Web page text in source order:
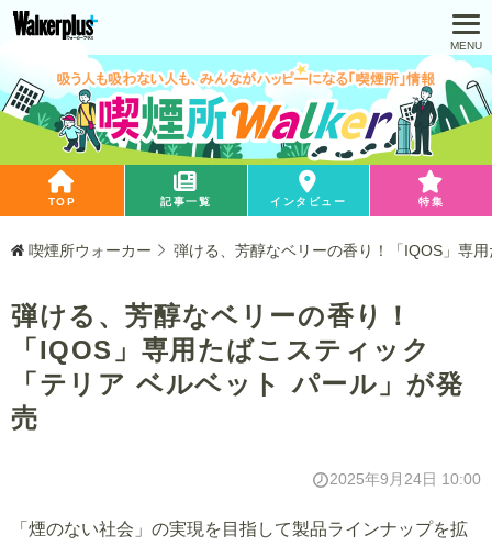
TOP 記事一覧 インタビュー 特集
喫煙所ウォーカー 弾ける、芳醇なベリーの香り！「IQOS」専
弾ける、芳醇なベリーの香り！
「IQOS」専用たばこスティック
「テリア ベルベット パール」が発
売
2025年9月24日 10:00
「煙のない社会」の実現を目指して製品ラインナップを拡